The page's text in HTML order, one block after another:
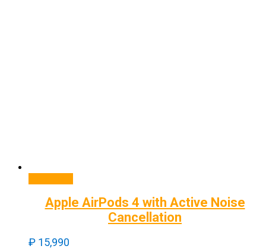
Apple AirPods 4 with Active Noise
Cancellation
₽ 15,990